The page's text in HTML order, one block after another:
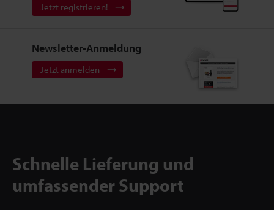
Jetzt registrieren!
Newsletter-Anmeldung
Jetzt anmelden
Schnelle Lieferung und
umfassender Support